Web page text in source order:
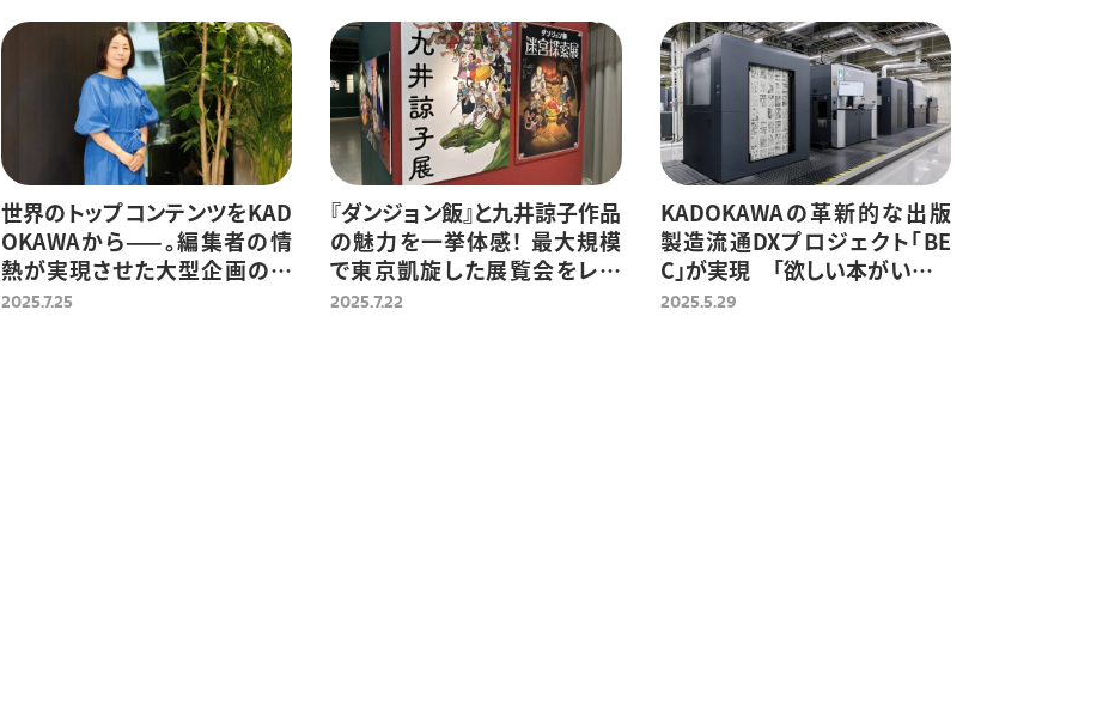
世界のトップコンテンツをKAD
OKAWAから——。編集者の情
熱が実現させた大型企画の翻
訳出版
2025.7.25
『ダンジョン飯』と九井諒子作品
の魅力を一挙体感！ 最大規模
で東京凱旋した展覧会をレポ
ート
2025.7.22
KADOKAWAの革新的な出版
製造流通DXプロジェクト「BE
C」が実現 「欲しい本がいつで
も手に入る世界」
2025.5.29